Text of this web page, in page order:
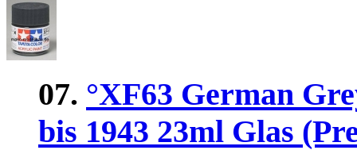
07. °XF63 German
bis 1943 23ml Glas